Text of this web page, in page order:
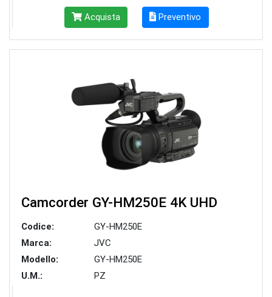
Acquista Preventivo
Camcorder GY-HM250E 4K UHD
Codice:
GY-HM250E
Marca:
JVC
Modello:
GY-HM250E
U.M.:
PZ